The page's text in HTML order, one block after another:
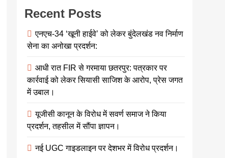
Recent Posts
एनएच-34 ‘खूनी हाईवे’ को लेकर बुंदेलखंड नव निर्माण
सेना का अनोखा प्रदर्शन:
आधी रात FIR से गरमाया छतरपुर: पत्रकार पर
कार्रवाई को लेकर सियासी साजिश के आरोप, प्रेस जगत
में उबाल।
यूजीसी कानून के विरोध में सवर्ण समाज ने किया
प्रदर्शन, तहसील में सौंपा ज्ञापन।
नई UGC गाइडलाइन पर देशभर में विरोध प्रदर्शन।